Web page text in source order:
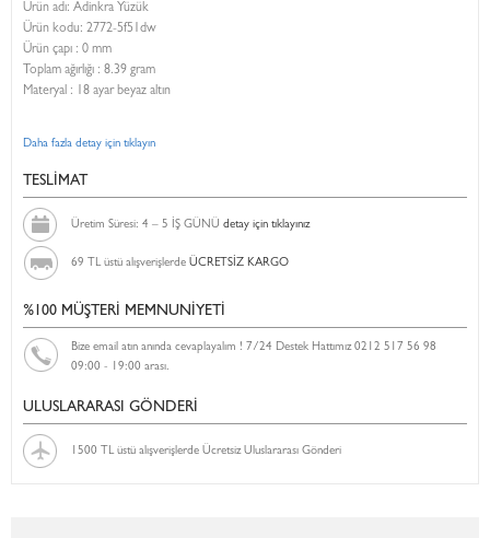
Ürün adı: Adinkra Yüzük
Ürün kodu: 2772-5f51dw
Ürün çapı : 0 mm
Toplam ağırlığı : 8.39 gram
Materyal : 18 ayar beyaz altın
Daha fazla detay için tıklayın
TESLİMAT
Üretim Süresi: 4 – 5 İŞ GÜNÜ detay için tıklayınız
69 TL üstü alışverişlerde ÜCRETSİZ KARGO
%100 MÜŞTERİ MEMNUNİYETİ
Bize email atın anında cevaplayalım ! 7/24 Destek Hattımız 0212 517 56 98
09:00 - 19:00 arası.
ULUSLARARASI GÖNDERİ
1500 TL üstü alışverişlerde Ücretsiz Uluslararası Gönderi